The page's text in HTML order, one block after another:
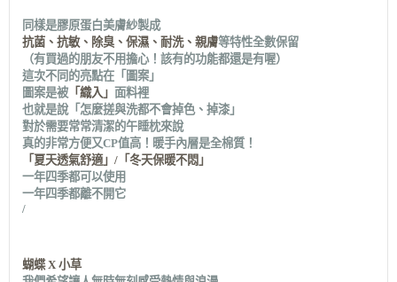
同樣是膠原蛋白美膚紗製成
抗菌、抗敏、除臭、保濕、耐洗、親膚等特性全數保留
（有買過的朋友不用擔心！該有的功能都還是有喔）
這次不同的亮點在「圖案」
圖案是被 「織入」 面料裡
也就是說「怎麼搓與洗都不會掉色、掉漆」
對於需要常常清潔的午睡枕來說
真的非常方便又CP值高！暖手內層是全棉質！
「夏天透氣舒適」 / 「冬天保暖不悶」
一年四季都可以使用
一年四季都離不開它
/
蝴蝶X 小草